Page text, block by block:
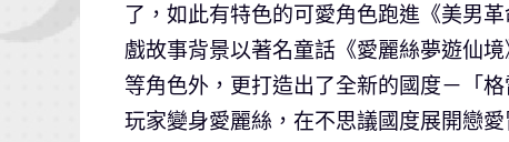
了，如此有特色的可愛角色跑進《美男
戲故事背景以著名童話《愛麗絲夢遊仙
等角色外，更打造出了全新的國度－「
玩家變身愛麗絲，在不思議國度展開戀